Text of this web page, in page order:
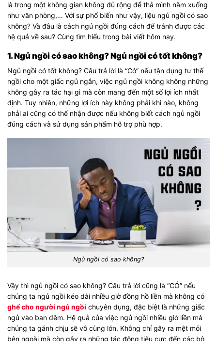
là trong một không gian không đủ rộng để thả mình nằm xuống
như văn phòng,… Với sự phổ biến như vậy, liệu ngủ ngồi có sao
không? Và đâu là cách ngủ ngồi đúng cách để tránh được các
hệ quả về sau? Cùng tìm hiểu trong bài viết hôm nay.
1. Ngủ ngồi có sao không? Ngủ ngồi có tốt không?
Ngủ ngồi có tốt không? Câu trả lời là “Có” nếu tận dụng tư thế
ngồi cho một giấc ngủ ngắn, việc ngủ ngồi không không những
không gây ra tác hại gì mà còn mang đến một số lợi ích nhất
định. Tuy nhiên, những lợi ích này không phải khi nào, không
phải ai cũng có thể nhận được nếu không biết cách ngủ ngồi
đúng cách và sử dụng sản phẩm hỗ trợ phù hợp.
Ngủ ngồi có sao không?
Vậy thì ngủ ngồi có sao không? Câu trả lời cũng là “CÓ” nếu
chúng ta ngủ ngồi kéo dài nhiều giờ đồng hồ liền mà không có
ghế cho người ngủ ngồi chuyên dụng, đặc biệt là những giấc
ngủ vào ban đêm. Hệ quả của việc ngủ ngồi nhiều giờ liền mà
chúng ta gánh chịu sẽ vô cùng lớn. Không chỉ gây ra mệt mỏi
bên ngoài mà còn gây ra những tác động tiêu cực đến các bộ